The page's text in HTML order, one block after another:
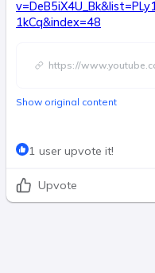
1kCq&index=48
https://
Show original content
1 user upvote it!
Upvote